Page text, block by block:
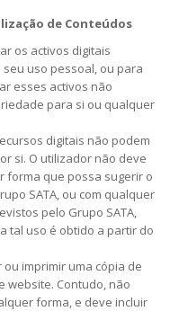
de Conteúdos
os activos digitais
seu uso pessoal, ou para
esses activos não
para si ou qualquer
digitais não podem
si. O utilizador não deve
forma que possa sugerir o
SATA, ou com qualquer
pelo Grupo SATA,
tal uso é obtido a partir do
imprimir uma cópia de
website. Contudo, não
forma, e deve incluir